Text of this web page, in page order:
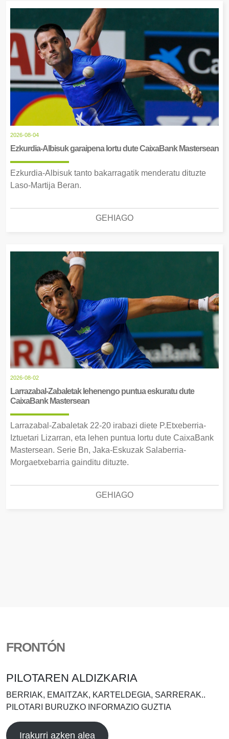
2026-08-04
Ezkurdia-Albisuk garaipena lortu dute CaixaBank Mastersean
Ezkurdia-Albisuk tanto bakarragatik menderatu dituzte
Laso-Martija Beran.
GEHIAGO
2026-08-02
Larrazabal-Zabaletak lehenengo puntua eskuratu dute
CaixaBank Mastersean
Larrazabal-Zabaletak 22-20 irabazi diete P.Etxeberria-
Iztuetari Lizarran, eta lehen puntua lortu dute CaixaBank
Mastersean. Serie Bn, Jaka-Eskuzak Salaberria-
Morgaetxebarria gainditu dituzte.
GEHIAGO
FRONTÓN
PILOTAREN ALDIZKARIA
BERRIAK, EMAITZAK, KARTELDEGIA, SARRERAK..
PILOTARI BURUZKO INFORMAZIO GUZTIA
Irakurri azken alea